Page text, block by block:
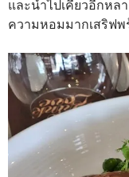
และนำไปเคี่ยวอีกหล
ความหอมมากเสริฟพ